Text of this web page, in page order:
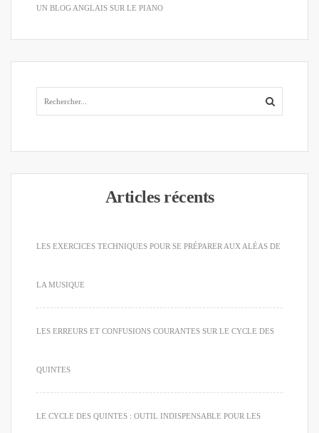
UN BLOG ANGLAIS SUR LE PIANO
Articles récents
LES EXERCICES TECHNIQUES POUR SE PRÉPARER AUX ALÉAS DE
LA MUSIQUE
LES ERREURS ET CONFUSIONS COURANTES SUR LE CYCLE DES
QUINTES
LE CYCLE DES QUINTES : OUTIL INDISPENSABLE POUR LES